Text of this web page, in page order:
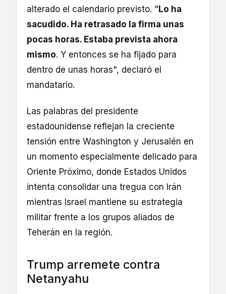
alterado el calendario previsto. " Lo ha
sacudido. Ha retrasado la firma unas
pocas horas. Estaba prevista ahora
mismo. Y entonces se ha fijado para
dentro de unas horas", declaró el
mandatario.
Las palabras del presidente
estadounidense reflejan la creciente
tensión entre Washington y Jerusalén en
un momento especialmente delicado para
Oriente Próximo, donde Estados Unidos
intenta consolidar una tregua con Irán
mientras Israel mantiene su estrategia
militar frente a los grupos aliados de
Teherán en la región.
Trump arremete contra
Netanyahu